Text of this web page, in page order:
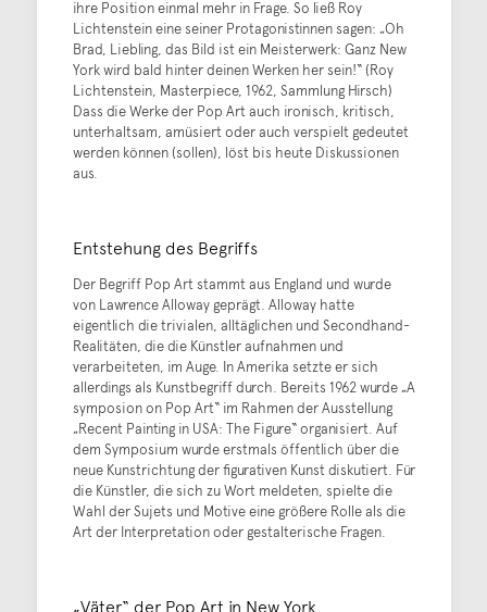
ihre Position einmal mehr in Frage. So ließ Roy
Lichtenstein eine seiner Protagonistinnen sagen: „Oh
Brad, Liebling, das Bild ist ein Meisterwerk: Ganz New
York wird bald hinter deinen Werken her sein!“ (Roy
Lichtenstein, Masterpiece, 1962, Sammlung Hirsch)
Dass die Werke der Pop Art auch ironisch, kritisch,
unterhaltsam, amüsiert oder auch verspielt gedeutet
werden können (sollen), löst bis heute Diskussionen
aus.
Entstehung des Begriffs
Der Begriff Pop Art stammt aus England und wurde
von Lawrence Alloway geprägt. Alloway hatte
eigentlich die trivialen, alltäglichen und Secondhand-
Realitäten, die die Künstler aufnahmen und
verarbeiteten, im Auge. In Amerika setzte er sich
allerdings als Kunstbegriff durch. Bereits 1962 wurde „A
symposion on Pop Art“ im Rahmen der Ausstellung
„Recent Painting in USA: The Figure“ organisiert. Auf
dem Symposium wurde erstmals öffentlich über die
neue Kunstrichtung der figurativen Kunst diskutiert. Für
die Künstler, die sich zu Wort meldeten, spielte die
Wahl der Sujets und Motive eine größere Rolle als die
Art der Interpretation oder gestalterische Fragen.
„Väter“ der Pop Art in New York